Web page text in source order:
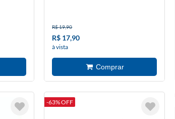
R$ 19,90
R$ 17,90
à vista
-63% OFF